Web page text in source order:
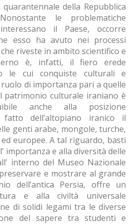
della Repubblica
le problematiche
il Paese, occorre
esso ha avuto nei processi
riveste in ambito scientifico e
è, infatti, il fiero erede
le cui conquiste culturali e
di importanza pari a quelle
patrimonio culturale iraniano è
anche alla posizione
dell’altopiano iranico il
genti arabe, mongole, turche,
europee. A tal riguardo, basti
importanza e alla diversità delle
interno del Museo Nazionale
e mostrare al grande
dell’antica Persia, offre un
e alla civiltà universale
di solidi legami tra le diverse
del sapere tra studenti e